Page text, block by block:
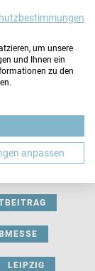
LEIPZIG
um unsere
und Ihnen ein
zu den
anpassen